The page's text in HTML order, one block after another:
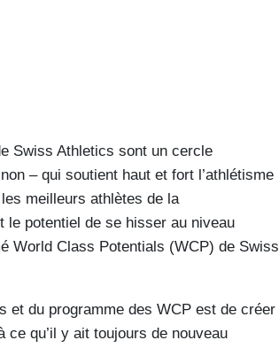
Swiss Athletics sont un cercle
– qui soutient haut et fort l’athlétisme
meilleurs athlètes de la
le potentiel de se hisser au niveau
World Class Potentials (WCP) de Swiss
et du programme des WCP est de créer
ce qu’il y ait toujours de nouveau